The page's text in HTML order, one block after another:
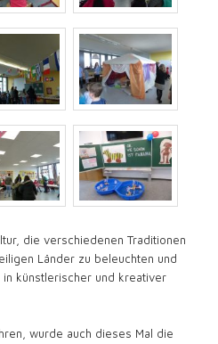
die verschiedenen Traditionen
Länder zu beleuchten und
künstlerischer und kreativer
wurde auch dieses Mal die